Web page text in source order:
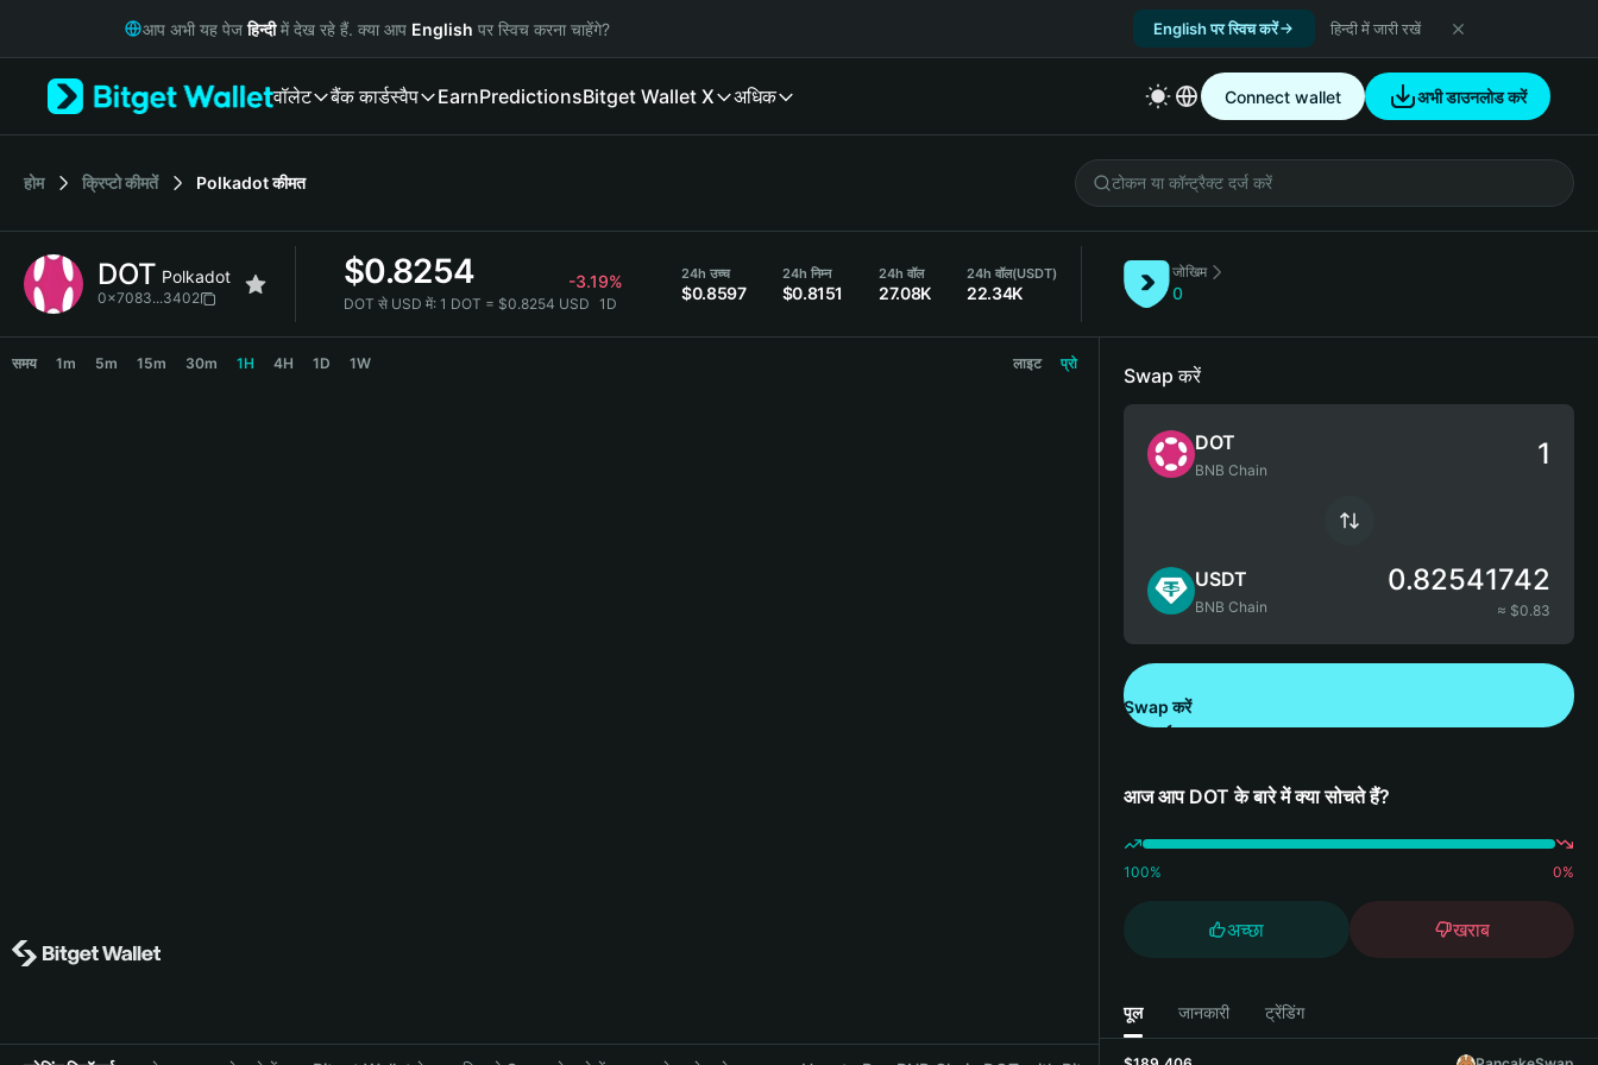
Русский
Italiano
简体中文
繁體中文
Bahasa Indonesia
आप अभी यह पेजहिन्दीमें देख रहे हैं. क्या आप English पर स्विच करना चाहेंगे? English पर स्विच करें हिन्दी में जारी रखें
वॉलेट बैंक कार्डस्वैप EarnPredictionsBitget Wallet X अधिक Connect wallet अभी डाउनलोड करें
होम क्रिप्टो कीमतें Polkadotकीमत
DOT Polkadot
0x7083...3402
$0.8254 -3.19%
DOT से USD में: 1 DOT = $0.8254 USD 1D
24h उच्च
$0.8597
24h निम्न
$0.8151
24h वॉल
27.08K
24h वॉल(USDT)
22.34K
जोखिम
0
समय 1m 5m 15m 30m 1H 4H 1D 1W लाइट प्रो
Swap करें
DOT
BNB Chain
USDT
BNB Chain
0.82541742
≈ $0.83
Swap करें
आज आप DOT के बारे में क्या सोचते हैं?
100% 0%
अच्छा खराब
पूल जानकारी ट्रेंडिंग